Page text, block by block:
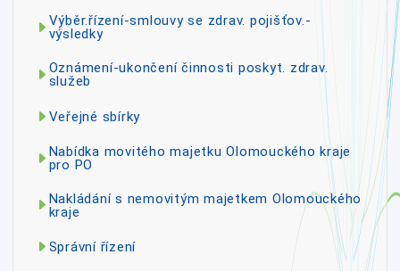
Výběr.řízení-smlouvy se zdrav. pojišťov.-
výsledky
Oznámení-ukončení činnosti poskyt. zdrav.
služeb
Veřejné sbírky
Nabídka movitého majetku Olomouckého kraje
pro PO
Nakládání s nemovitým majetkem Olomouckého
kraje
Správní řízení